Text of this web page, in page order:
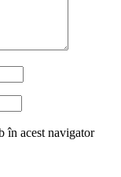
în acest navigator